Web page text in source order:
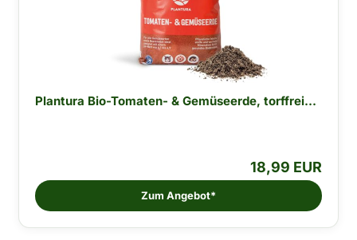
Plantura Bio-Tomaten- & Gemüseerde, torffrei...
18,99 EUR
Zum Angebot*